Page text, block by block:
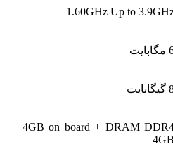
1.60GHz Up to
4GB on board + DRAM
4GB